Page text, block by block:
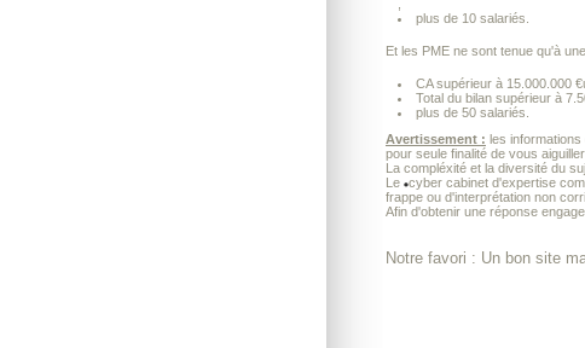
plus de 10 salariés.
Et les PME ne sont tenue qu'à
CA supérieur à 15.000.000
Total du bilan supérieur à
plus de 50 salariés.
Avertissement : les
pour seule finalité de vous
La compléxité et la diversité du
Le cyber cabinet d'expertise
frappe ou d'interprétation non
Afin d'obtenir une réponse
Notre favori : Un bon site